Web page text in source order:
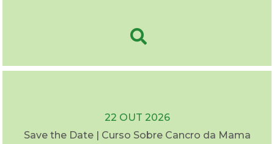
22 OUT 2026
Save the Date | Curso Sobre Cancro da Mama